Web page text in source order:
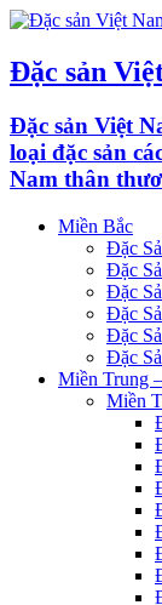
Đặc sản
Đặc sản Việt
loại đặc sản
Nam thân
Miền Bắc
Đặc
Đặc
Đặc
Đặc
Đặc
Đặc
Miền Trung
Miền